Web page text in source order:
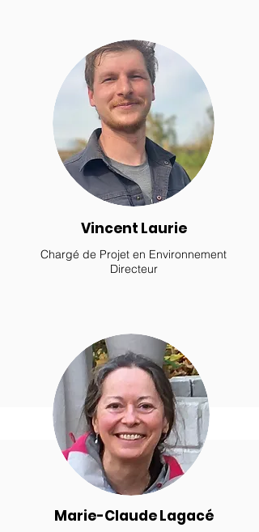
Vincent Laurie
Chargé de Projet en Environnement
Directeur
Marie-Claude Lagacé